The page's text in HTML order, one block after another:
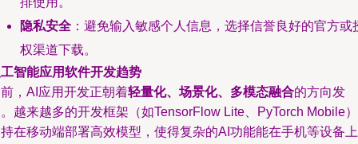
隐私安全 ：避免输入敏感个人信息，选择信誉良好的官方或
权渠道下载。
智能应用软件开发趋势
，AI应用开发正朝着轻量化、场景化、多模态融合的方向发
越来越多的开发框架（如TensorFlow Lite、PyTorch Mobile）
在移动端部署高效模型，使得复杂的AI功能能在手机等设备上